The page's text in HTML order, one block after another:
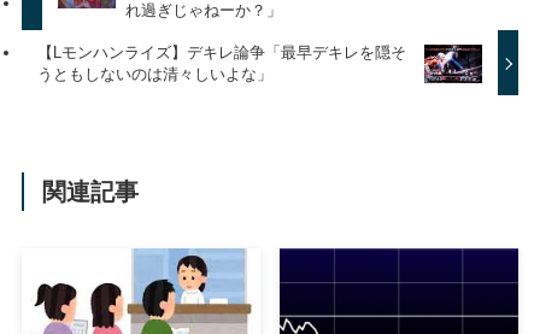
れ過ぎじゃねーか？」
【Lモンハンライズ】デキレ論争「最早デキレを隠そ
うともしないのは清々しいよな」
関連記事